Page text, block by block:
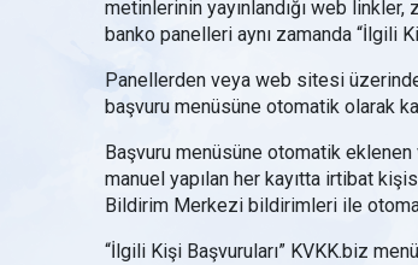
metinlerinin yayınlandığı web linkler,
banko panelleri aynı zamanda “İlgili
Panellerden veya web sitesi
başvuru menüsüne otomatik olarak
Başvuru menüsüne otomatik
manuel yapılan her kayıtta irtibat
Bildirim Merkezi bildirimleri ile
“İlgili Kişi Başvuruları” KVKK.biz